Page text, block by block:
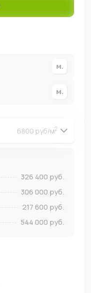
6800 руб/м2
326 400 руб.
306 000 руб.
217 600 руб.
544 000 руб.